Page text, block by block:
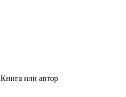
Книга или автор